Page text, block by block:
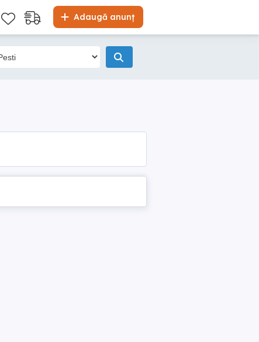
Adaugă anunț